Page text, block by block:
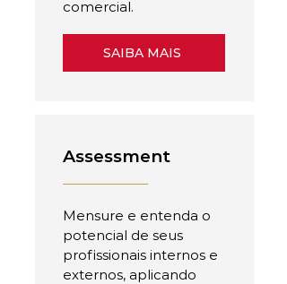
comercial.
SAIBA MAIS
Assessment
Mensure e entenda o
potencial de seus
profissionais internos e
externos, aplicando